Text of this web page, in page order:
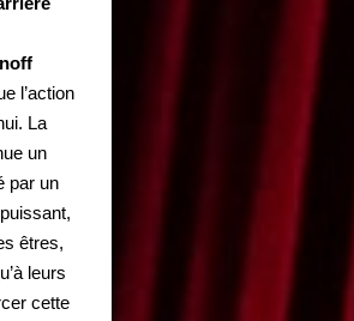
l’action
La
un
par un
êtres,
leurs
cette